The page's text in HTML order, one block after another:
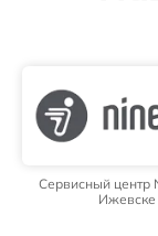
Сервисный центр
Ижевске